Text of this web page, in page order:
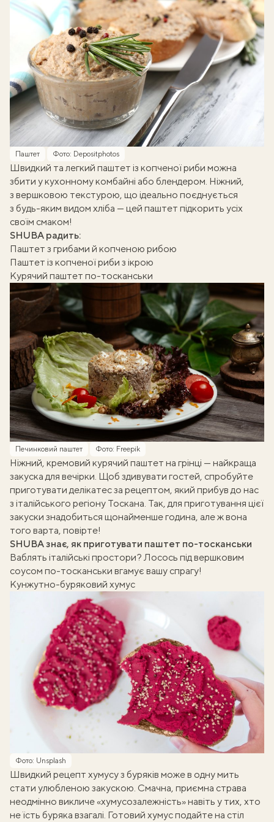
Паштет Фото: Depositphotos
Швидкий та легкий паштет із копченої риби можна
збити у кухонному комбайні або блендером. Ніжний,
з вершковою текстурою, що ідеально поєднується
з будь-яким видом хліба — цей паштет підкорить усіх
своїм смаком!
SHUBA радить:
Паштет з грибами й копченою рибою
Паштет із копченої риби з ікрою
Курячий паштет по-тосканськи
Печинковий паштет Фото: Freepik
Ніжний, кремовий курячий паштет на грінці — найкраща
закуска для вечірки. Щоб здивувати гостей, спробуйте
приготувати делікатес за рецептом, який прибув до нас
з італійського регіону Тоскана. Так, для приготування цієї
закуски знадобиться щонайменше година, але ж вона
того варта, повірте!
SHUBA знає, як приготувати паштет по-тосканськи
Ваблять італійські простори? Лосось під вершковим
соусом по-тосканськи вгамує вашу спрагу!
Кунжутно-буряковий хумус
Фото: Unsplash
Швидкий рецепт хумусу з буряків може в одну мить
стати улюбленою закускою. Смачна, приємна страва
неодмінно викличе «хумусозалежність» навіть у тих, хто
не їсть буряка взагалі. Готовий хумус подайте на стіл